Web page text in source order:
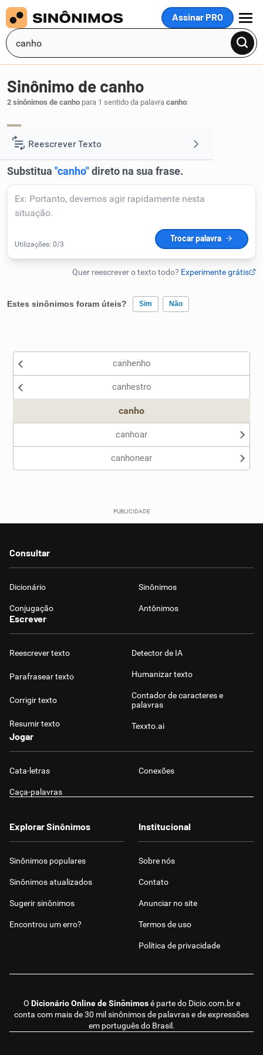
Assinar PRO
MENU
Reescrever Texto
Resumir Texto
Corrigir Texto
Detector de IA
Humanizador de IA
Conexões
Dicionário
Sinônimo de canho
2 sinônimos de canho para 1 sentido da palavra canho:
Estes sinônimos foram úteis? Sim Não
Nenhum dos sinônimos apresentados me ajudou
canhenho
canhestro
canho
canhoar
canhonear
Consultar
Dicionário Sinônimos
Conjugação Antônimos
Escrever
Reescrever texto
Parafrasear texto
Corrigir texto
Resumir texto
Detector de IA
Humanizar texto
Contador de caracteres e
palavras
Texxto.ai
Jogar
Cata-letras Conexões
Caça-palavras
O Dicionário Online de Sinônimosé parte do Dicio.com.bre
conta com mais de 30 mil sinônimos de palavras e de expressões
em português do Brasil.
Explorar Sinônimos
Sinônimos populares
Sinônimos atualizados
Sugerir sinônimos
Encontrou um erro?
Institucional
Sobre nós
Contato
Anunciar no site
Termos de uso
Política de privacidade